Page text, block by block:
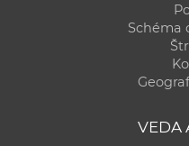
Schéma
VEDA